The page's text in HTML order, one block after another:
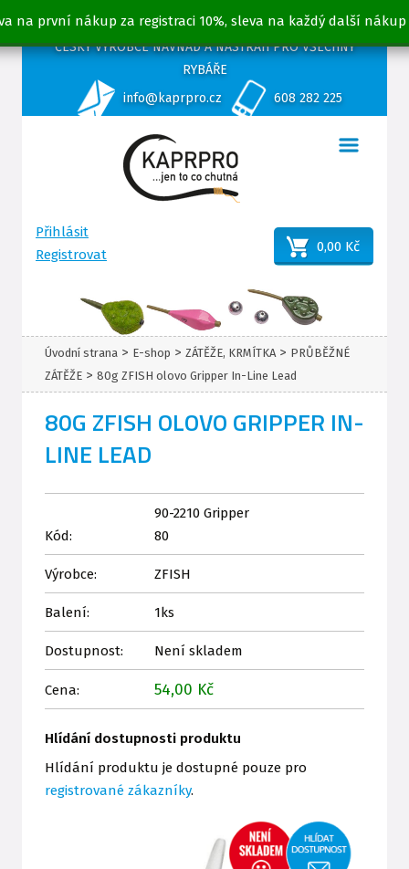
na první nákup za registraci 10%, sleva na každý další nákup
ČESKÝ VÝROBCE NÁVNAD A NÁSTRAH PRO VŠECHNY
RYBÁŘE
info@kaprpro.cz
608 282 225
Přihlásit
Registrovat
0,00 Kč
Úvodní strana > E-shop > ZÁTĚŽE, KRMÍTKA > PRŮBĚŽNÉ
ZÁTĚŽE > 80g ZFISH olovo Gripper In-Line Lead
80G ZFISH OLOVO GRIPPER IN-
LINE LEAD
Kód:
90-2210 Gripper
80
Výrobce: ZFISH
Balení: 1ks
Dostupnost: Není skladem
Cena: 54,00 Kč
Hlídání dostupnosti produktu
Hlídání produktu je dostupné pouze pro
registrované zákazníky.